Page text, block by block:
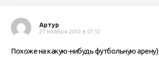
Артур
27 ноября 2012 в 07:12
Похоже на какую-нибудь футбольную арену)